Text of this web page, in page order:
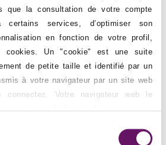
que la consultation de votre compte
certains services, d’optimiser son
en fonction de votre profil,
cookies. Un "cookie" est une suite
de petite taille et identifié par un
à votre navigateur par un site web
connectez. Votre navigateur web le
certaine durée, et le renverra au
sont pas paramétrables, les autres le